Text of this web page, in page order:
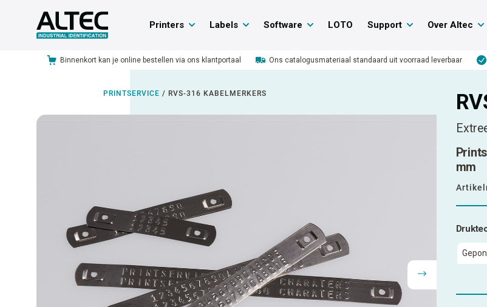
Printers Labels Software LOTO Support Over Altec
Binnenkort kan je online bestellen via ons klantportaal Ons catalogusmateriaal standaard uit voorraad leverbaar
PRINTSERVICE / RVS-316 KABELMERKERS
mm